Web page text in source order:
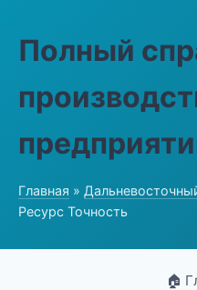
Полный
Главная »
Ресурс Точность
🏠